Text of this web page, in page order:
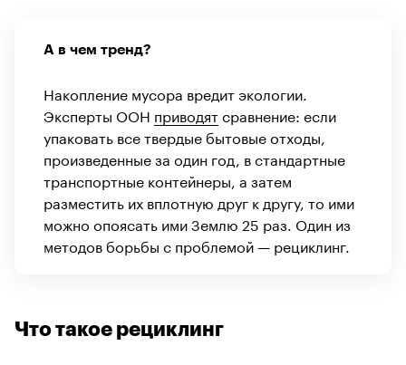
А в чем тренд?
Накопление мусора вредит экологии.
Эксперты ООН приводятсравнение: если
упаковать все твердые бытовые отходы,
произведенные за один год, в стандартные
транспортные контейнеры, а затем
разместить их вплотную друг к другу, то ими
можно опоясать ими Землю 25 раз. Один из
методов борьбы с проблемой — рециклинг.
Что такое рециклинг